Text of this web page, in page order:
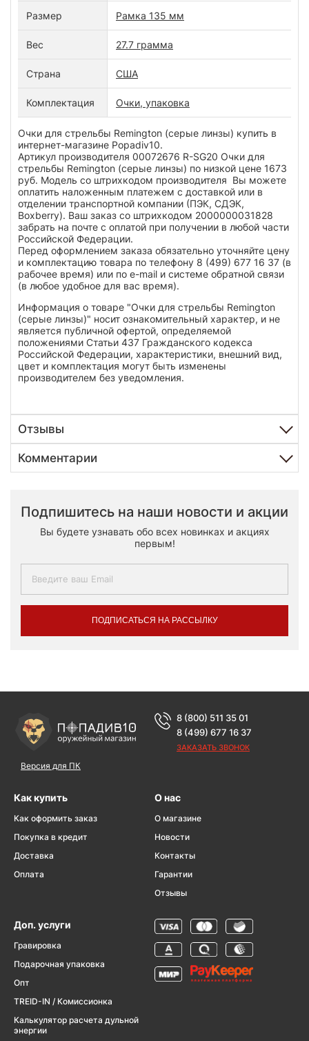
Размер Рамка 135 мм
Вес 27.7 грамма
Страна США
Комплектация Очки, упаковка
Очки для стрельбы Remington (серые линзы) купить в
интернет-магазине Popadiv10.
Артикул производителя 00072676 R-SG20 Очки для
стрельбы Remington (серые линзы) по низкой цене 1673
руб. Модель со штрихкодом производителя Вы можете
оплатить наложенным платежем с доставкой или в
отделении транспортной компании (ПЭК, СДЭК,
Boxberry). Ваш заказ со штрихкодом 2000000031828
забрать на почте с оплатой при получении в любой части
Российской Федерации.
Перед оформлением заказа обязательно уточняйте цену
и комплектацию товара по телефону 8 (499) 677 16 37 (в
рабочее время) или по e-mail и системе обратной связи
(в любое удобное для вас время).
Информация о товаре "Очки для стрельбы Remington
(серые линзы)" носит ознакомительный характер, и не
является публичной офертой, определяемой
положениями Статьи 437 Гражданского кодекса
Российской Федерации, характеристики, внешний вид,
цвет и комплектация могут быть изменены
производителем без уведомления.
Отзывы
Комментарии
Подпишитесь на наши новости и акции
Вы будете узнавать обо всех новинках и акциях
первым!
ПОДПИСАТЬСЯ НА РАССЫЛКУ
Версия для ПК
8 (800) 511 35 01
8 (499) 677 16 37
ЗАКАЗАТЬ ЗВОНОК
Как купить
Как оформить заказ
Покупка в кредит
Доставка
Оплата
О нас
О магазине
Новости
Контакты
Гарантии
Отзывы
Доп. услуги
Гравировка
Подарочная упаковка
Опт
TREID-IN / Комиссионка
Калькулятор расчета дульной
энергии